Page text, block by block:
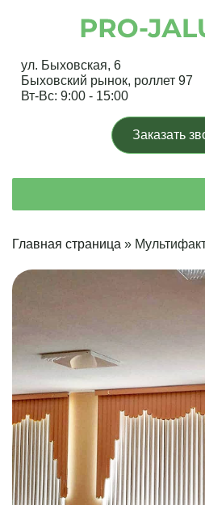
ул. Быховская, 6
Быховский рынок, роллет 97
Вт-Вс: 9:00 - 15:00
Заказать
Главная страница »